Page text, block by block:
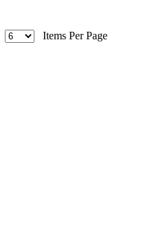
Items Per Page